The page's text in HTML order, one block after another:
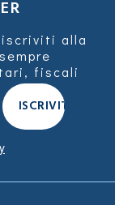
alla
fiscali